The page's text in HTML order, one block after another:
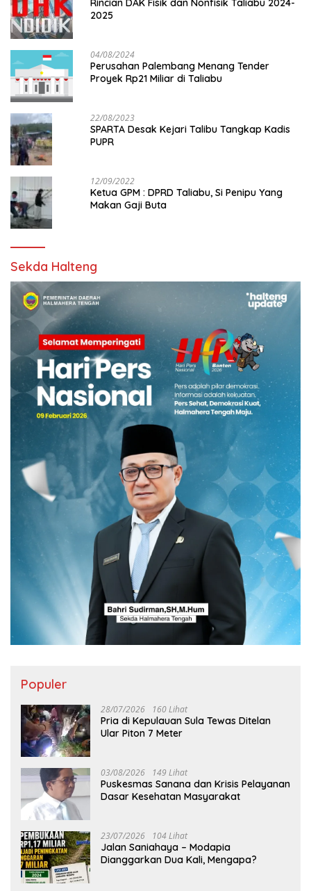
Rincian DAK Fisik dan Nonfisik Taliabu 2024-
2025
04/08/2024
Perusahan Palembang Menang Tender
Proyek Rp21 Miliar di Taliabu
22/08/2023
SPARTA Desak Kejari Talibu Tangkap Kadis
PUPR
12/09/2022
Ketua GPM : DPRD Taliabu, Si Penipu Yang
Makan Gaji Buta
Sekda Halteng
Populer
28/07/2026 160 Lihat
Pria di Kepulauan Sula Tewas Ditelan
Ular Piton 7 Meter
03/08/2026 149 Lihat
Puskesmas Sanana dan Krisis Pelayanan
Dasar Kesehatan Masyarakat
23/07/2026 104 Lihat
Jalan Saniahaya – Modapia
Dianggarkan Dua Kali, Mengapa?